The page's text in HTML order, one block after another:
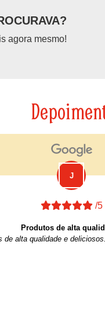
agora mesmo!
/5
Produtos de alta
de alta qualidade e